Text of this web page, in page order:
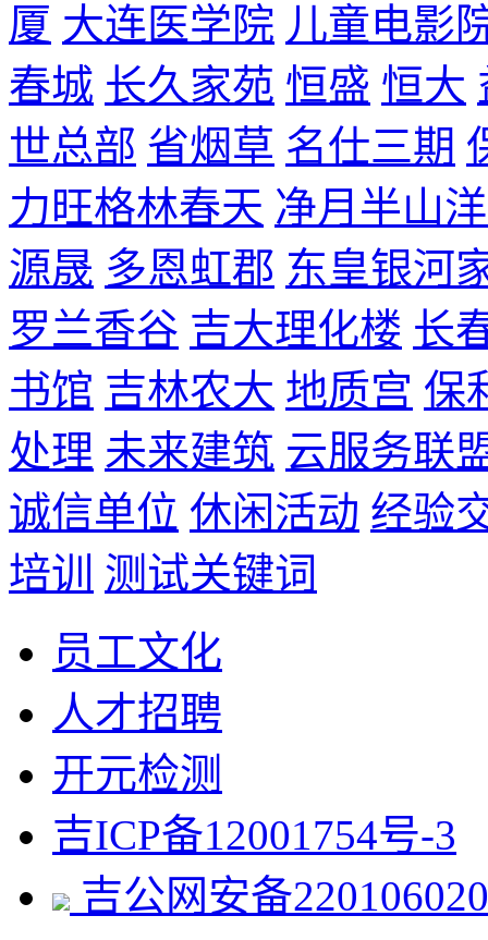
厦 大连医学院 儿童电影
春城 长久家苑 恒盛 恒大
世总部 省烟草 名仕三期
力旺格林春天 净月半山
源晟 多恩虹郡 东皇银河
罗兰香谷 吉大理化楼 长
书馆 吉林农大 地质宫 保
处理 未来建筑 云服务联
诚信单位 休闲活动 经验
培训 测试关键词
员工文化
人才招聘
开元检测
吉ICP备12001754号-3
吉公网安备